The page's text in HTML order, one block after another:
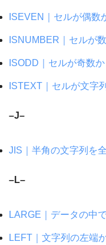
ISEVEN｜セルが偶数
ISNUMBER｜セルが
ISODD｜セルが奇数
ISTEXT｜セルが文字
–J–
JIS｜半角の文字列を
–L–
LARGE｜データの中
LEFT｜文字列の左端